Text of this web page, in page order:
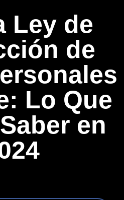
Ley de
de
Lo Que
en